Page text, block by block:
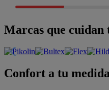
Marcas que cuidan
Confort a tu medida